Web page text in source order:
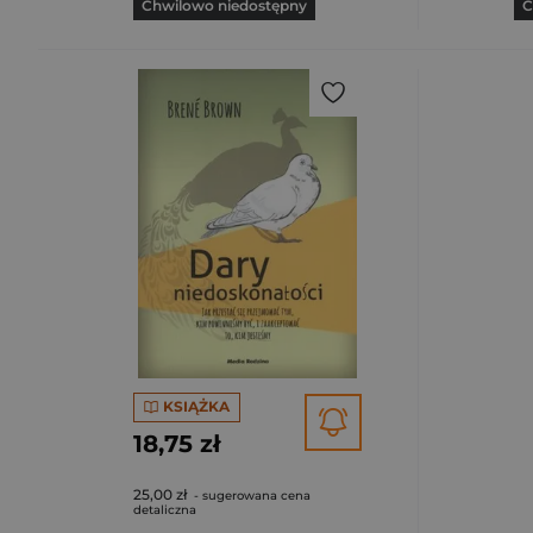
Chwilowo niedostępny
KSIĄŻKA
18,75 zł
25,00 zł - sugerowana cena
detaliczna